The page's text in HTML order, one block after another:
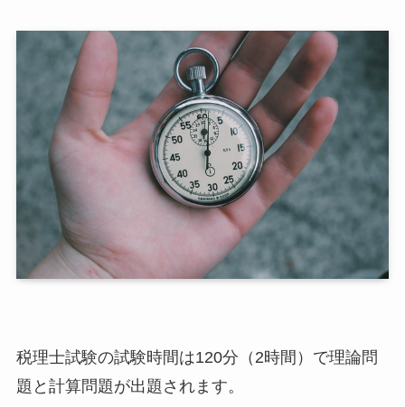
税理士試験の試験時間は120分（2時間）で理論問
題と計算問題が出題されます。